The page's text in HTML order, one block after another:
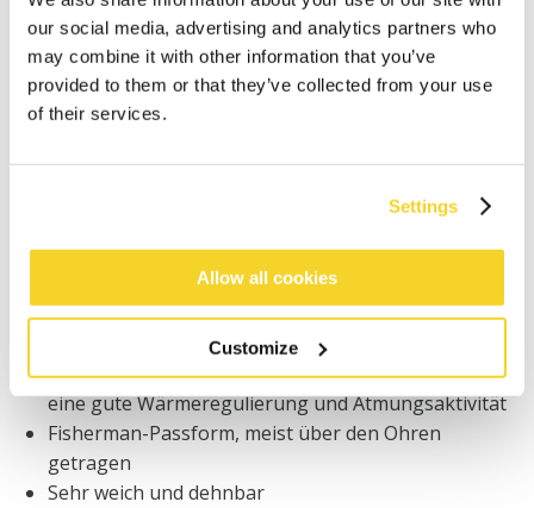
our social media, advertising and analytics partners who
may combine it with other information that you’ve
provided to them or that they’ve collected from your use
of their services.
Settings
Allow all cookies
Customize
Bestellungen, die vor 12 Uhr MEZ (Montag bis
Freitag) bei uns eingehen, werden noch am selben
Tag versandt
Kostenlose Lieferung für Bestellungen über 50€
innerhalb Deutschland
30 Tage Rückgaberecht
Unisex Mütze
100% Merinowolle
Die natürliche Wirkung der Merinowolle sorgt für
eine gute Wärmeregulierung und Atmungsaktivität
Fisherman-Passform, meist über den Ohren
getragen
Sehr weich und dehnbar